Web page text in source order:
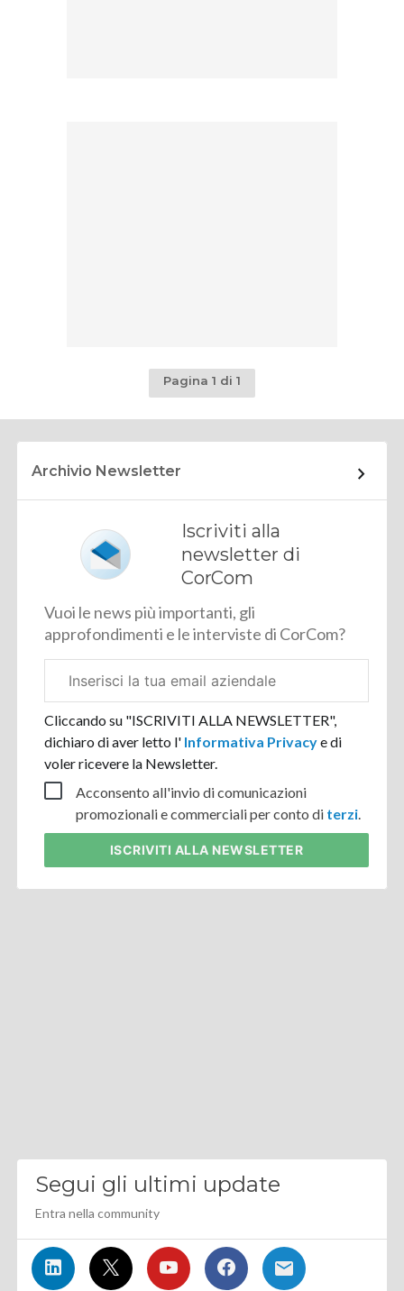
Pagina 1 di 1
Archivio Newsletter
Iscriviti alla
newsletter di
CorCom
Vuoi le news più importanti, gli
approfondimenti e le interviste di CorCom?
aziendale
Cliccando su "ISCRIVITI ALLA NEWSLETTER",
dichiaro di aver letto l' Informativa Privacye di
voler ricevere la Newsletter.
Acconsento all'invio di comunicazioni
promozionali e commerciali per conto di terzi.
ISCRIVITI ALLA NEWSLETTER
Segui gli ultimi update
Entra nella community